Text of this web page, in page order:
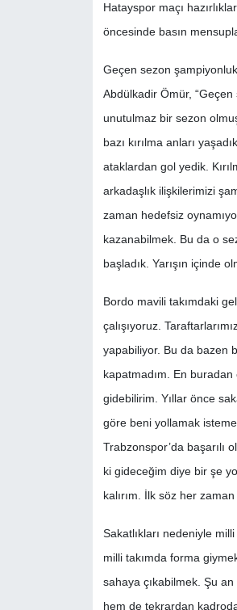
Hatayspor maçı
öncesinde basın
Geçen sezon
Abdülkadir Ömür,
unutulmaz bir sezon
bazı kırılma anları
ataklardan gol yedik.
arkadaşlık ilişkilerimizi
zaman hedefsiz
kazanabilmek. Bu da o
başladık. Yarışın içinde
Bordo mavili takımdaki
çalışıyoruz.
yapabiliyor. Bu da bazen
kapatmadım. En
gidebilirim. Yıllar önce
göre beni yollamak
Trabzonspor’da başarılı
ki gideceğim diye bir şe
kalırım. İlk söz her
Sakatlıkları nedeniyle
milli takımda forma
sahaya çıkabilmek. Şu
hem de tekrardan